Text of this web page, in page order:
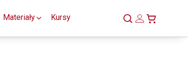
Materiały Kursy